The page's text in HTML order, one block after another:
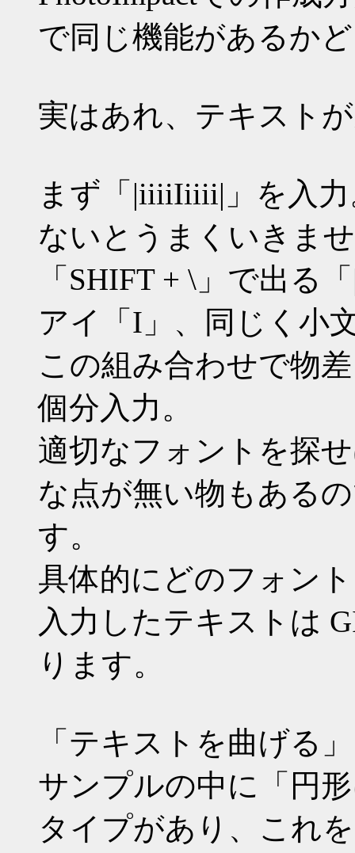
で同じ機能があるか
実はあれ、テキスト
まず「|iiiiIiiii|」を入
ないとうまくいきま
「SHIFT + \」で出る
アイ「I」、同じく小
この組み合わせで物
個分入力。
適切なフォントを探
な点が無い物もある
す。
具体的にどのフォン
入力したテキストは
ります。
「テキストを曲げる
サンプルの中に「円
タイプがあり、これ